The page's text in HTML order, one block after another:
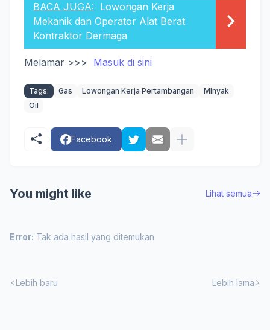
BACA JUGA: Lowongan Kerja
Mekanik dan Operator Alat Berat
Kontraktor Dermaga
Melamar >>> Masuk di sini
Tags: Gas Lowongan Kerja Pertambangan
MInyak
Oil
Facebook
You might like Lihat semua
Error: Tak ada hasil yang ditemukan
Lebih baru Lebih lama